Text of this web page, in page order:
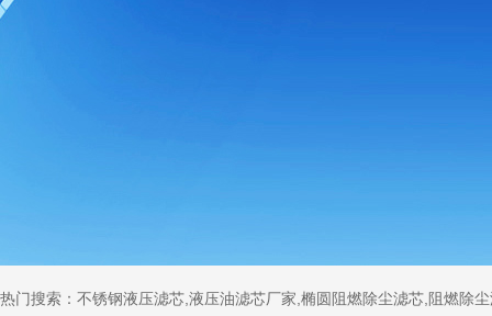
热门搜索：不锈钢液压滤芯,液压油滤芯厂家,椭圆阻燃除尘滤芯,阻燃除